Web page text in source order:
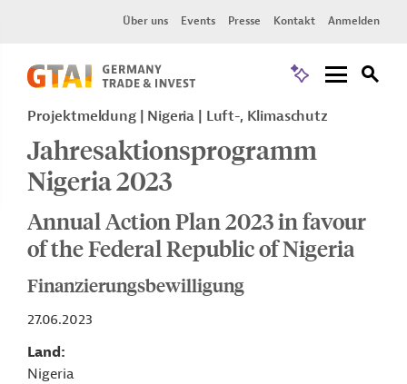
Über uns Events Presse Kontakt Anmelden
Projektmeldung Nigeria Luft-, Klimaschutz
Jahresaktionsprogramm
Nigeria 2023
Annual Action Plan 2023 in favour
of the Federal Republic of Nigeria
Finanzierungsbewilligung
27.06.2023
Land
Nigeria